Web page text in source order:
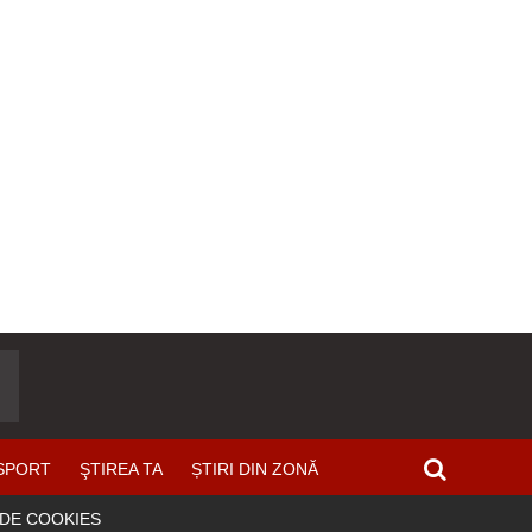
ŞTIREA TA ȘTIRI DIN ZONĂ
COOKIES